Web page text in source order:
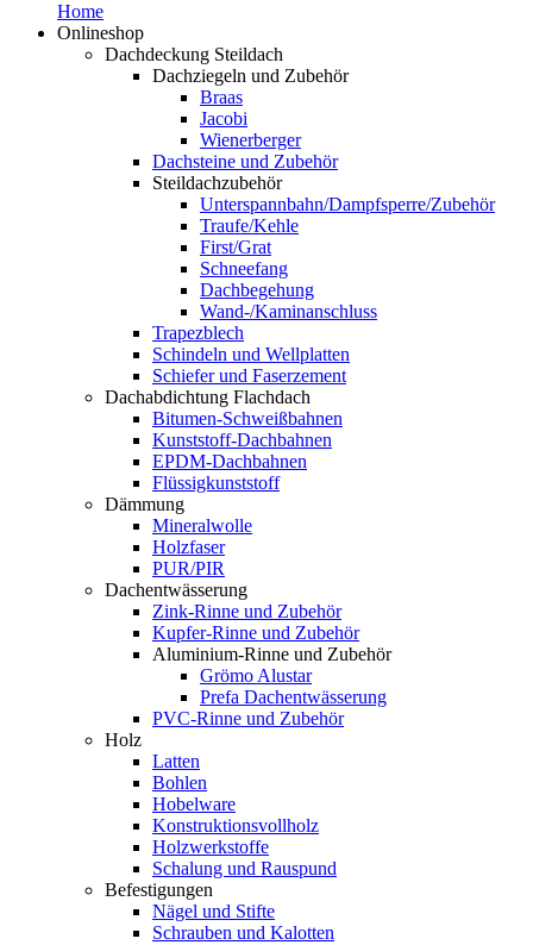
Home
Onlineshop
Dachdeckung Steildach
Dachziegeln und Zubehör
Braas
Jacobi
Wienerberger
Dachsteine und Zubehör
Steildachzubehör
Unterspannbahn/Dampfsperre/Zubehör
Traufe/Kehle
First/Grat
Schneefang
Dachbegehung
Wand-/Kaminanschluss
Trapezblech
Schindeln und Wellplatten
Schiefer und Faserzement
Dachabdichtung Flachdach
Bitumen-Schweißbahnen
Kunststoff-Dachbahnen
EPDM-Dachbahnen
Flüssigkunststoff
Dämmung
Mineralwolle
Holzfaser
PUR/PIR
Dachentwässerung
Zink-Rinne und Zubehör
Kupfer-Rinne und Zubehör
Aluminium-Rinne und Zubehör
Grömo Alustar
Prefa Dachentwässerung
PVC-Rinne und Zubehör
Holz
Latten
Bohlen
Hobelware
Konstruktionsvollholz
Holzwerkstoffe
Schalung und Rauspund
Befestigungen
Nägel und Stifte
Schrauben und Kalotten